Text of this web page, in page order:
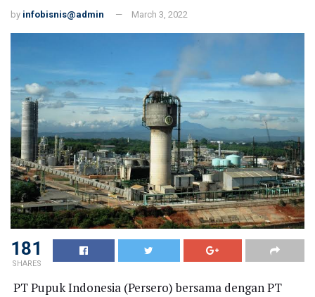
by infobisnis@admin March 3, 2022
181
SHARES
PT Pupuk Indonesia (Persero) bersama dengan PT